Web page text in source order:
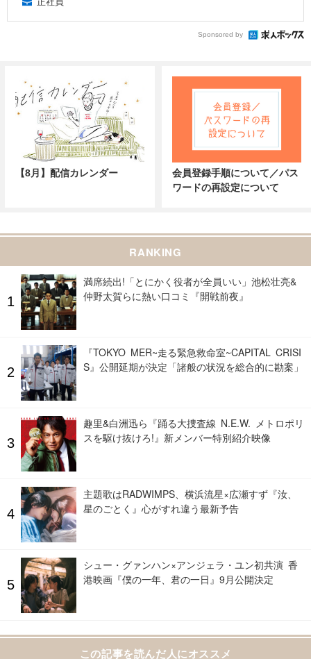
Sponsored by
【8月】配信カレンダー
会員登録手順について／パス
ワードの再設定について
RANKING
満席続出!「とにかく役者が全員いい」池松壮亮&
仲野太賀らに熱い口コミ『開戦前夜』
『TOKYO MER~走る緊急救命室~CAPITAL CRISI
S』公開延期が決定「諸般の状況を総合的に勘案」
趣里&白洲迅ら『踊る大捜査線 N.E.W. メトロポリ
スを駆け抜けろ!』新メンバー特別紹介映像
主題歌はRADWIMPS、横浜流星×広瀬すず『汝、
星のごとく』心がすれ違う最新予告
シュー・グァンハン×アンジェラ・ユン初共演 香
港映画『僕の一年、君の一日』9月公開決定
この記事を読んだ人にオススメ